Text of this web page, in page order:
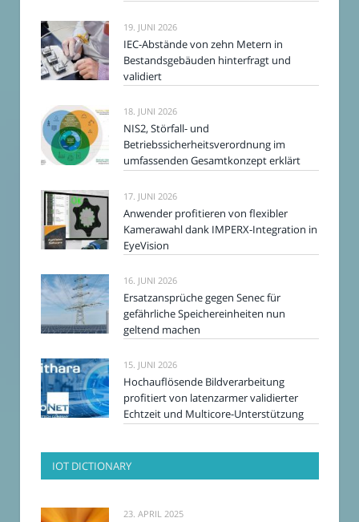
19. JUNI 2026
IEC-Abstände von zehn Metern in
Bestandsgebäuden hinterfragt und
validiert
18. JUNI 2026
NIS2, Störfall- und
Betriebssicherheitsverordnung im
umfassenden Gesamtkonzept erklärt
17. JUNI 2026
Anwender profitieren von flexibler
Kamerawahl dank IMPERX-Integration in
EyeVision
16. JUNI 2026
Ersatzansprüche gegen Senec für
gefährliche Speichereinheiten nun
geltend machen
15. JUNI 2026
Hochauflösende Bildverarbeitung
profitiert von latenzarmer validierter
Echtzeit und Multicore-Unterstützung
IOT DICTIONARY
23. APRIL 2025